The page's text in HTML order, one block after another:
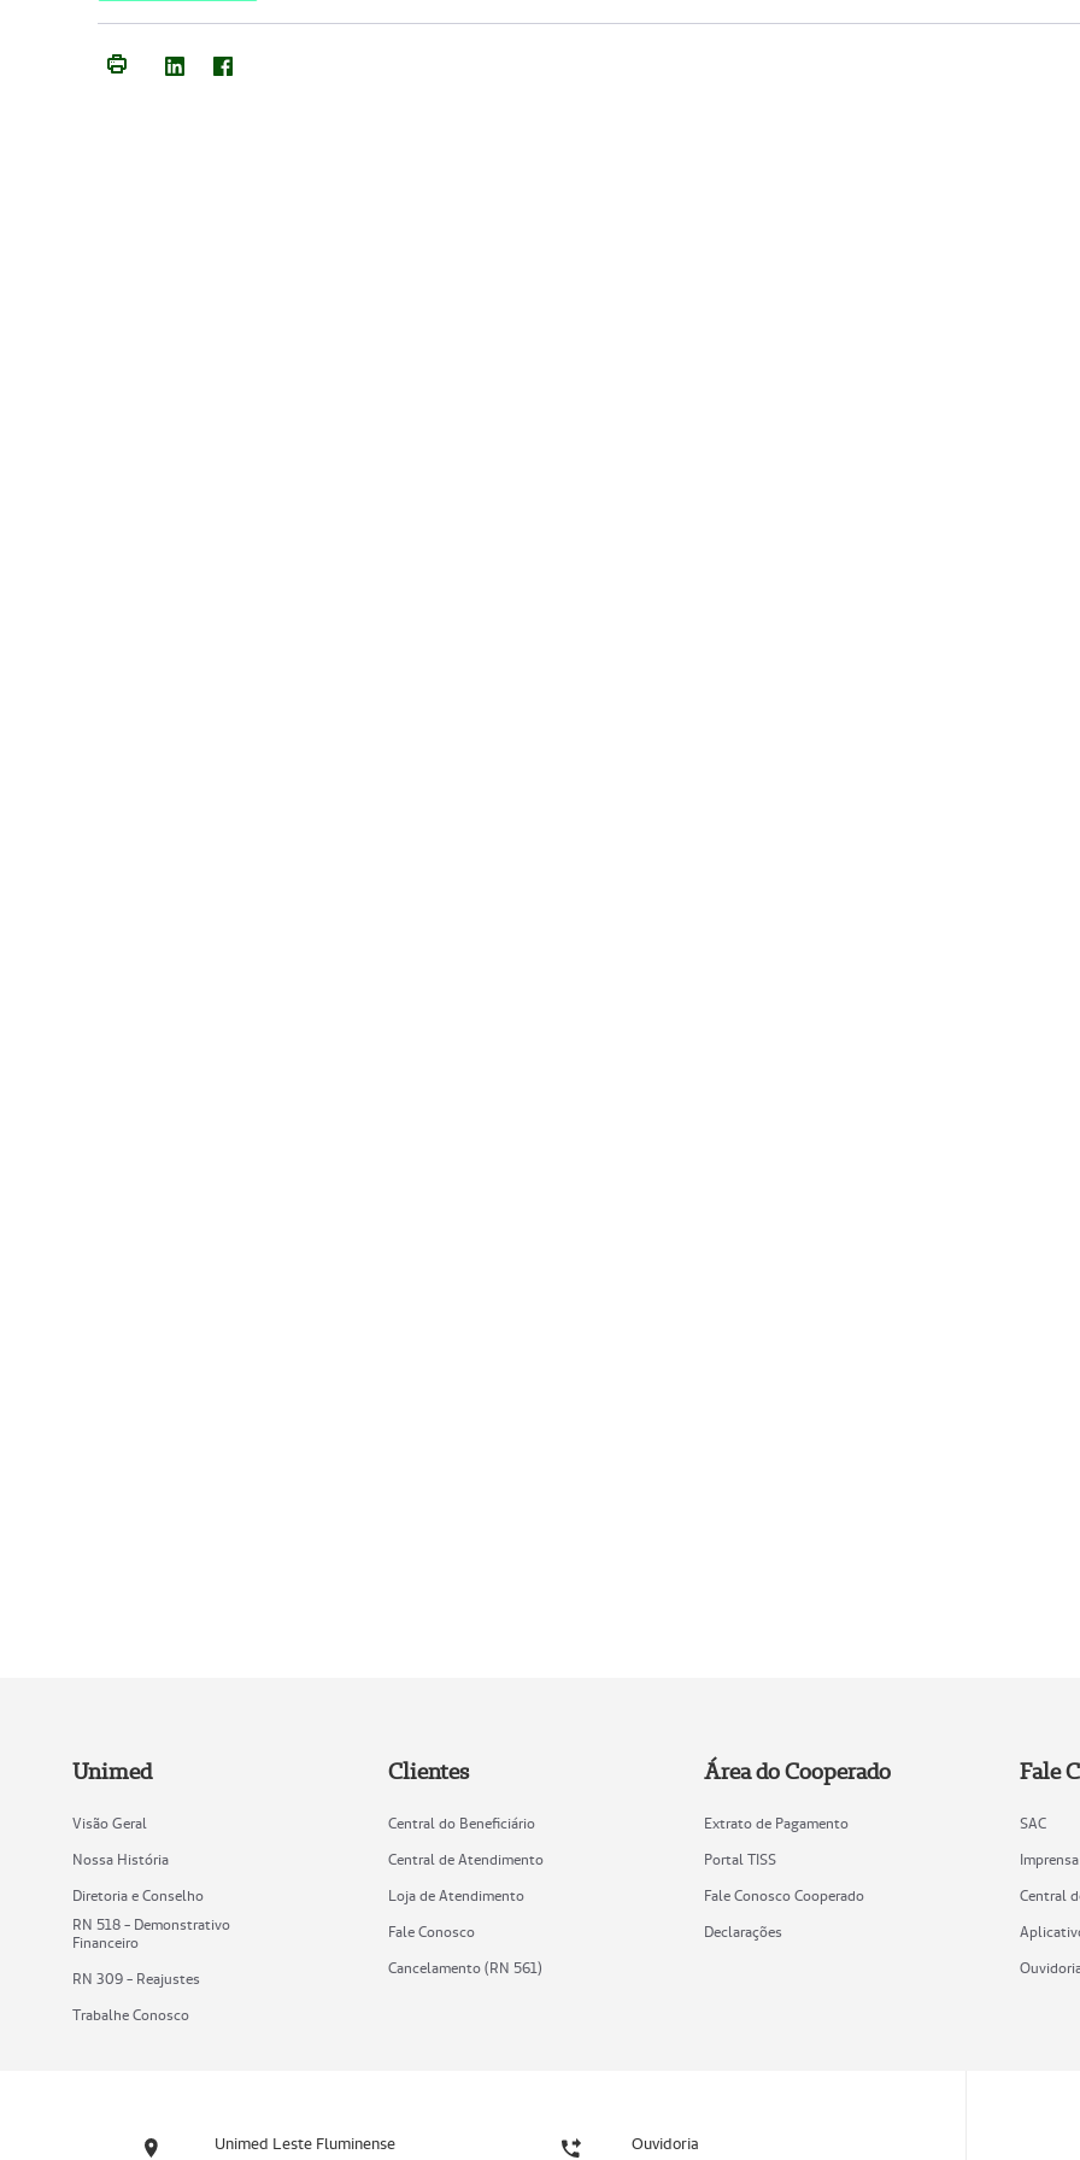
Unimed
Visão Geral
Nossa História
Diretoria e Conselho
RN 518 - Demonstrativo
Financeiro
RN 309 - Reajustes
Trabalhe Conosco
Clientes
Central do Beneficiário
Central de Atendimento
Loja de Atendimento
Fale Conosco
Cancelamento (RN 561)
Área do Cooperado
Extrato de Pagamento
Portal TISS
Fale Conosco Cooperado
Declarações
Fale
SAC
Imprensa
Central
Unimed Leste Fluminense Ouvidoria